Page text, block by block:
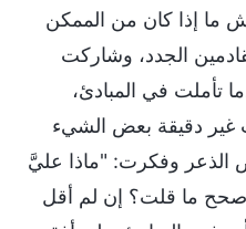
ما إذا كان من الممكن
الجدد، وشاركت
تأملت في المبادئ،
دقيقة بعض الشيء
وفكرت: "ماذا عليَّ
ما قلت؟ إن لم أقل